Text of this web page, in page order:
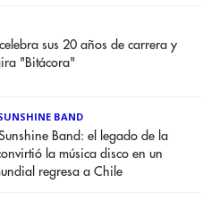
sus 20 años de carrera y
"Bitácora"
BAND
Band: el legado de la
la música disco en un
regresa a Chile